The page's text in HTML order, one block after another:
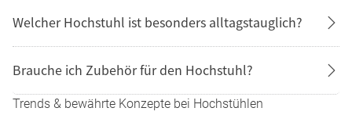
Welcher Hochstuhl ist besonders alltagstauglich?
Brauche ich Zubehör für den Hochstuhl?
Trends & bewährte Konzepte bei Hochstühlen